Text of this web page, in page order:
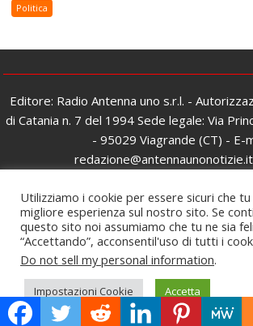
Politica
Editore: Radio Antenna uno s.r.l. -
di Catania n. 7 del 1994 Sede legale: Via
- 95029 Viagrande (CT) - E-
Tutti i diritti riservati - Partita Iva e
03876430871 - Iscrizione al ROC: n.
Proudly powered by WordPress |Theme:
Themes
Utilizziamo i cookie per essere sicuri che
migliore esperienza sul nostro sito. Se
questo sito noi assumiamo che tu ne sia
“Accettando”, acconsentil'uso di tutti i
Do not sell my personal information.
Impostazioni Cookie Accetta